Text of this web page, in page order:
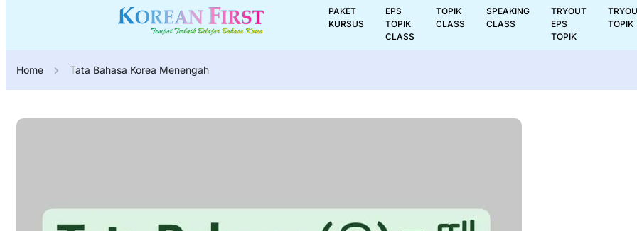
PAKET
KURSUS
EPS
TOPIK
CLASS
TOPIK
CLASS
SPEAKING
CLASS
TRYOUT
EPS
TOPIK
TOPIK
Home Tata Bahasa Korea Menengah